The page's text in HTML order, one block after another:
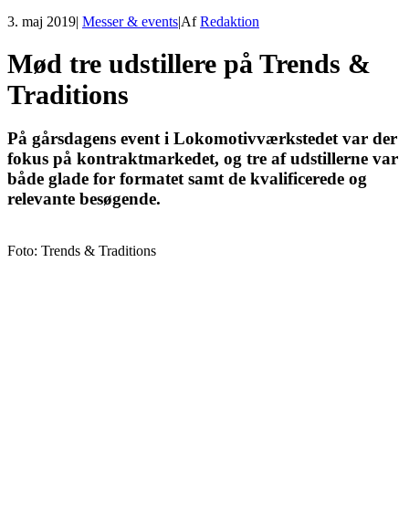
3. maj 2019| Messer & events|AfRedaktion
Mød tre udstillere på Trends &
Traditions
På gårsdagens event i Lokomotivværkstedet var der
fokus på kontraktmarkedet, og tre af udstillerne var
både glade for formatet samt de kvalificerede og
relevante besøgende.
Foto: Trends & Traditions